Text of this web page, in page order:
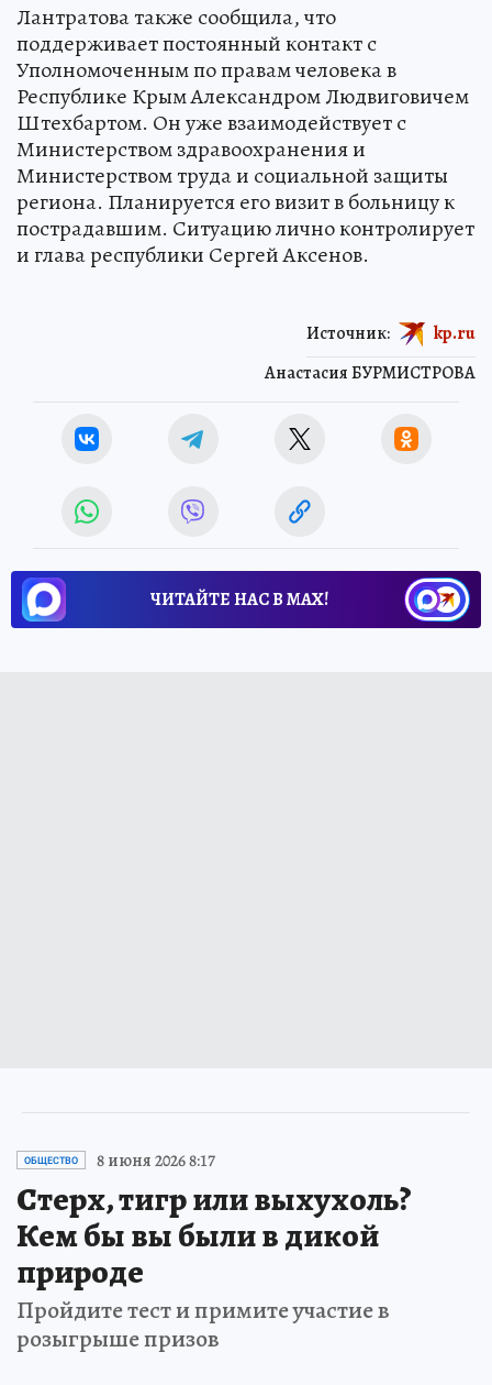
Лантратова также сообщила, что
поддерживает постоянный контакт с
Уполномоченным по правам человека в
Республике Крым Александром Людвиговичем
Штехбартом. Он уже взаимодействует с
Министерством здравоохранения и
Министерством труда и социальной защиты
региона. Планируется его визит в больницу к
пострадавшим. Ситуацию лично контролирует
и глава республики Сергей Аксенов.
Анастасия БУРМИСТРОВА
Источник: kp.ru
ЧИТАЙТЕ НАС В МАХ!
ОБЩЕСТВО 8 июня 2026 8:17
Стерх, тигр или выхухоль?
Кем бы вы были в дикой
природе
Пройдите тест и примите участие в
розыгрыше призов